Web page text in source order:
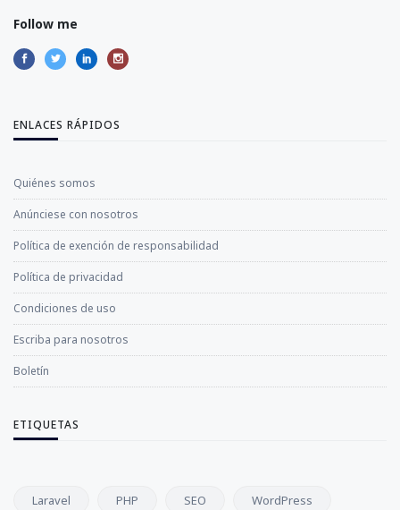
Follow me
ENLACES RÁPIDOS
Quiénes somos
Anúnciese con nosotros
Política de exención de responsabilidad
Política de privacidad
Condiciones de uso
Escriba para nosotros
Boletín
ETIQUETAS
Laravel PHP SEO WordPress